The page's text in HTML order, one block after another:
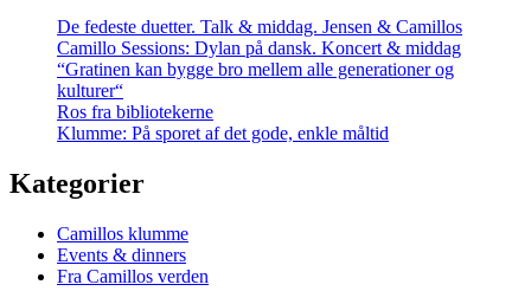
De fedeste duetter. Talk & middag. Jensen & Camillos
Camillo Sessions: Dylan på dansk. Koncert & middag
“Gratinen kan bygge bro mellem alle generationer og
kulturer“
Ros fra bibliotekerne
Klumme: På sporet af det gode, enkle måltid
Kategorier
Camillos klumme
Events & dinners
Fra Camillos verden